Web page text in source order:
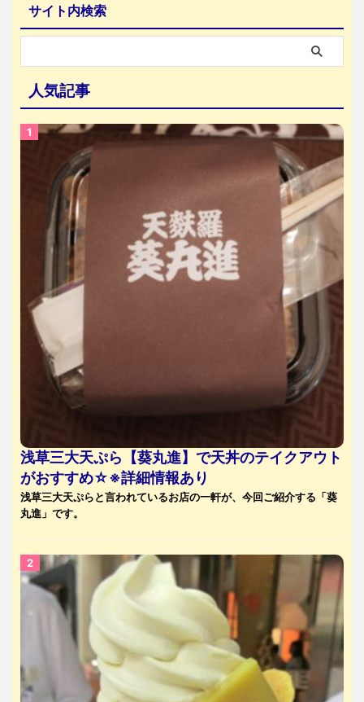
サイト内検索
人気記事
浅草三大天ぷら【葵丸進】で天丼のテイクアウト
がおすすめ☆※詳細情報あり
浅草三大天ぷらと言われているお店の一軒が、今回ご紹介する「葵
丸進」です。